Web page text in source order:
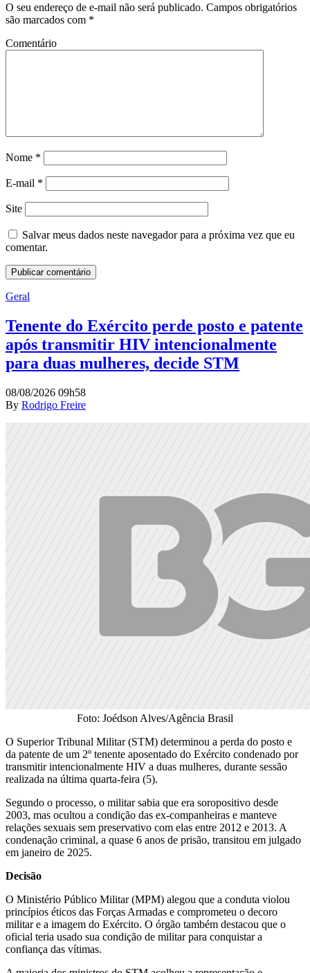
O seu endereço de e-mail não será publicado. Campos obrigatórios
são marcados com *
Comentário
Nome *
E-mail *
Site
Salvar meus dados neste navegador para a próxima vez que eu
comentar.
Geral
Tenente do Exército perde posto e patente
após transmitir HIV intencionalmente
para duas mulheres, decide STM
08/08/2026 09h58
By Rodrigo Freire
Foto: Joédson Alves/Agência Brasil
O Superior Tribunal Militar (STM) determinou a perda do posto e
da patente de um 2º tenente aposentado do Exército condenado por
transmitir intencionalmente HIV a duas mulheres, durante sessão
realizada na última quarta-feira (5).
Segundo o processo, o militar sabia que era soropositivo desde
2003, mas ocultou a condição das ex-companheiras e manteve
relações sexuais sem preservativo com elas entre 2012 e 2013. A
condenação criminal, a quase 6 anos de prisão, transitou em julgado
em janeiro de 2025.
Decisão
O Ministério Público Militar (MPM) alegou que a conduta violou
princípios éticos das Forças Armadas e comprometeu o decoro
militar e a imagem do Exército. O órgão também destacou que o
oficial teria usado sua condição de militar para conquistar a
confiança das vítimas.